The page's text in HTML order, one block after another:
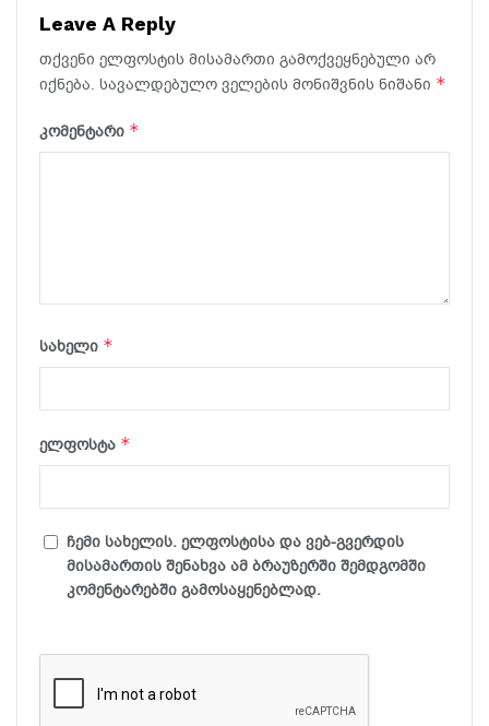
Leave A Reply
თქვენი ელფოსტის მისამართი გამოქვეყნებული არ
იქნება. სავალდებულო ველების მონიშვნის ნიშანი *
კომენტარი *
სახელი *
ელფოსტა *
ჩემი სახელის. ელფოსტისა და ვებ-გვერდის
მისამართის შენახვა ამ ბრაუზერში შემდგომში
კომენტარებში გამოსაყენებლად.